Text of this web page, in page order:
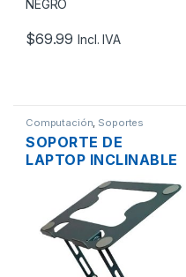
$69.99 Incl. IVA
Computación, Soportes
SOPORTE DE
LAPTOP INCLINABLE
CON BASE DE
ESCRITORIO DE
ALUMINIO GIRATORIO
360° GRIS